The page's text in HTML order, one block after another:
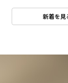
新着を見